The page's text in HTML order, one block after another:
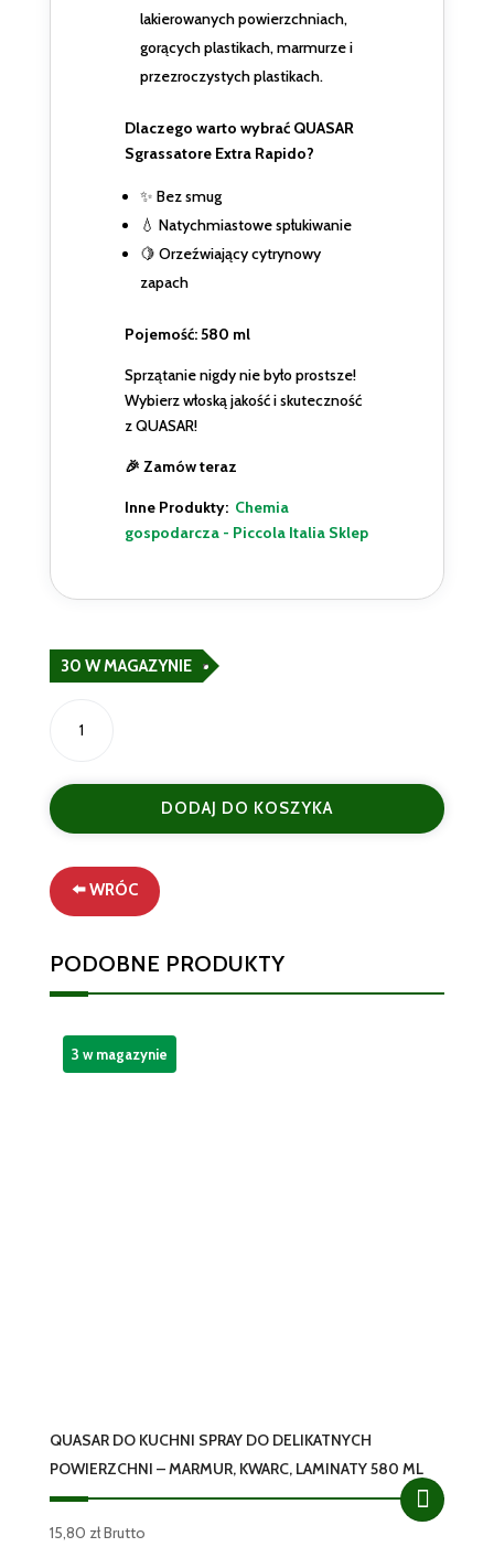
lakierowanych powierzchniach,
gorących plastikach, marmurze i
przezroczystych plastikach.
Dlaczego warto wybrać QUASAR
Sgrassatore Extra Rapido?
✨ Bez smug
💧 Natychmiastowe spłukiwanie
🍋 Orzeźwiający cytrynowy
zapach
Pojemość: 580 ml
Sprzątanie nigdy nie było prostsze!
Wybierz włoską jakość i skuteczność
z QUASAR!
🎉 Zamów teraz
Inne Produkty: Chemia
gospodarcza - Piccola Italia Sklep
30 W MAGAZYNIE
Quasar
do
Czyszczenia
Wielofunkcyjnego
580
ml
–
Uniwersalna
Formuła
DODAJ DO KOSZYKA
⬅️ WRÓC
PODOBNE PRODUKTY
QUASAR DO KUCHNI SPRAY DO DELIKATNYCH
POWIERZCHNI – MARMUR, KWARC, LAMINATY 580 ML
15,80 złBrutto
3 w magazynie